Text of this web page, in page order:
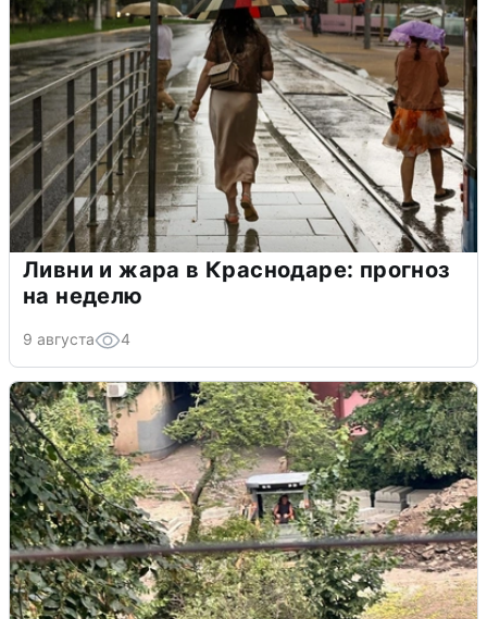
Ливни и жара в Краснодаре: прогноз
на неделю
9 августа 4